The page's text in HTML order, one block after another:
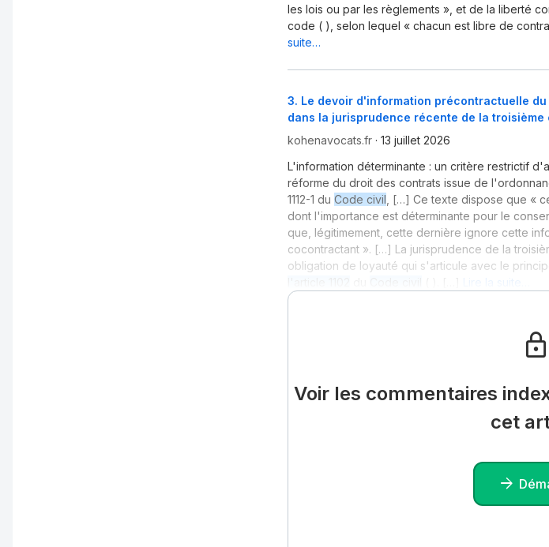
les lois ou par les règlements », et de la liberté
code ( ), selon lequel « chacun est libre de
suite…
3. Le devoir d'information précontractuelle
dans la jurisprudence récente de la troisième
kohenavocats.fr · 13 juillet 2026
L'information déterminante : un critère restrictif
réforme du droit des contrats issue de
1112-1 du Code civil , […] Ce texte dispose que «
dont l'importance est déterminante pour le
que, légitimement, cette dernière ignore cette
cocontractant ». […] La jurisprudence de la
obligation de loyauté qui s'articule avec le
Lire la suite…
Voir les commentaires
cet